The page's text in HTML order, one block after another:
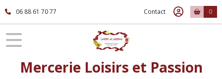
06 88 61 70 77 Contact 0
Mercerie Loisirs et Passion